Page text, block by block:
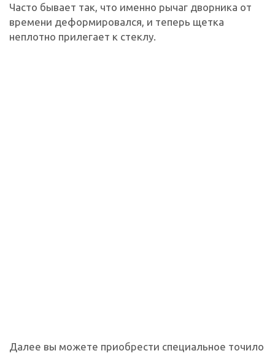
Часто бывает так, что именно рычаг дворника от
времени деформировался, и теперь щетка
неплотно прилегает к стеклу.
Далее вы можете приобрести специальное точило